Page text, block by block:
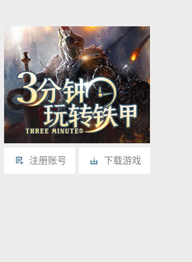
注册账号 下载游戏